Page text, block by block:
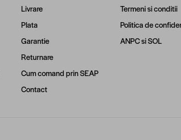
Livrare
Plata
Garantie
Returnare
Cum comand prin SEAP
Contact
Termeni si conditii
Politica de
ANPCsiSOL